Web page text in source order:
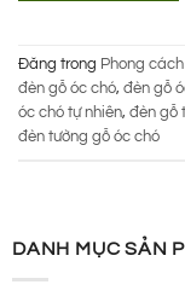
Đăng trong Phong
đèn gỗ óc chó, đèn gỗ
óc chó tự nhiên, đèn gỗ
đèn tường gỗ óc chó
DANH MỤC SẢN